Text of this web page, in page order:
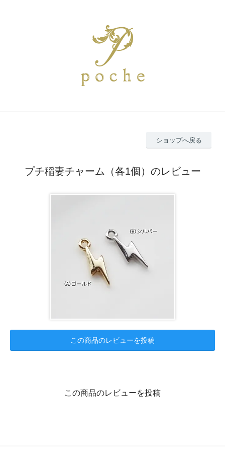
ショップへ戻る
プチ稲妻チャーム（各1個）のレビュー
この商品のレビューを投稿
この商品のレビューを投稿